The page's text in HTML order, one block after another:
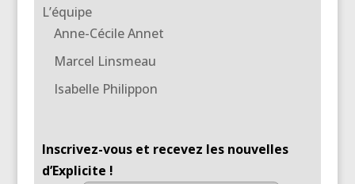
L’équipe
Anne-Cécile Annet
Marcel Linsmeau
Isabelle Philippon
Inscrivez-vous et recevez les nouvelles
d’Explicite !